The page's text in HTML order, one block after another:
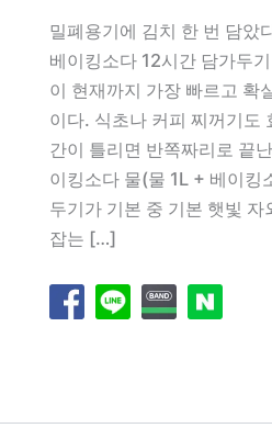
밀폐용기에 김치 한 번 담았
베이킹소다 12시간 담가두
이 현재까지 가장 빠르고 확
이다. 식초나 커피 찌꺼기도
간이 틀리면 반쪽짜리로 끝
이킹소다 물(물 1L + 베이킹
두기가 기본 중 기본 햇빛
잡는 […]